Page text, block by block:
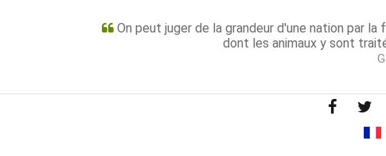
On peut juger de la grandeur d'une nation par la
dont les animaux y sont